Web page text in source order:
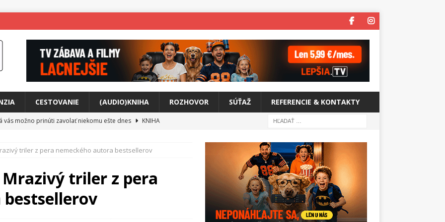
CESTOVANIE (AUDIO)KNIHA ROZHOVOR SÚŤAŽ REFERENCIE & KONTAKTY
vás možno prinúti zavolať niekomu ešte dnes
KNIHA
rozchod
HUDBA
cestou na Monte Mabu
HUDBA
unikátny akustický koncert
svet plný tajomstiev
FILM
triler z pera nemeckého autora bestsellerov
Mrazivý triler z pera